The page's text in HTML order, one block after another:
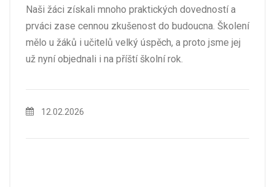
Naši žáci získali mnoho praktických dovedností a
prváci zase cennou zkušenost do budoucna. Školení
mělo u žáků i učitelů velký úspěch, a proto jsme jej
už nyní objednali i na příští školní rok.
12.02.2026